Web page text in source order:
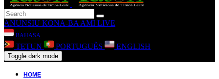
ANUNSIU KONA-BA AMI LIVE
BAHASA
TETUN PORTUGUÊS ENGLISH
Toggle dark mode
HOME